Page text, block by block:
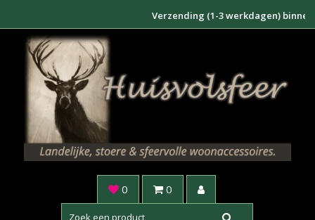
inhoud
Verzending (1-3 werkdagen) binnen NL
0 0